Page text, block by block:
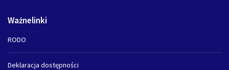
Ważnelinki
RODO
Deklaracja dostępności